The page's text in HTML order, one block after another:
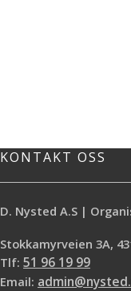
KONTAKT OSS
D. Nysted A.S |
Stokkamyrveien 3A,
Tlf: 51 96 19 99
Email: